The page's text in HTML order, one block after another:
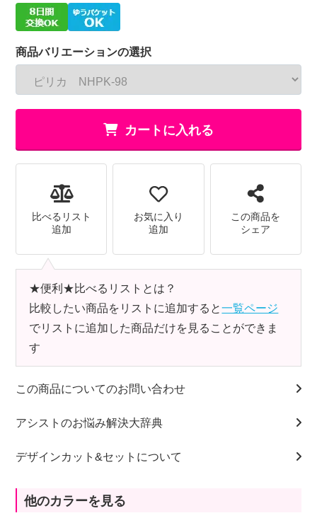
商品バリエーションの選択
カートに入れる
比べるリスト
追加
お気に入り
追加
この商品を
シェア
★便利★比べるリストとは？
比較したい商品をリストに追加すると一覧ページ
でリストに追加した商品だけを見ることができま
す
この商品についてのお問い合わせ
アシストのお悩み解決大辞典
デザインカット&セットについて
他のカラーを見る